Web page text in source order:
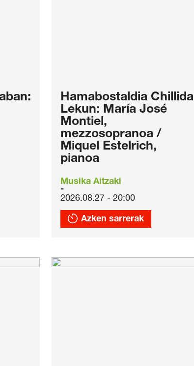
Hamabostaldia Chillida
Lekun: María José
Montiel,
mezzosopranoa /
Miquel Estelrich,
pianoa
Musika Aitzaki
2026.08.27 - 20:00
Azken sarrerak